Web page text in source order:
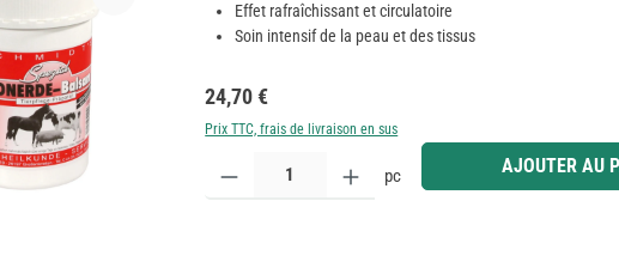
Effet rafraîchissant et circulatoire
Soin intensif de la peau et des tissus
Prix régulier :
24,70 €
Prix TTC, frais de livraison en sus
Quantité de produit : Entrez la quantité souhaitée ou utilisez
pc AJOUTER AU